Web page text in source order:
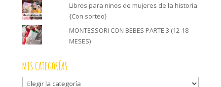
Libros para ninos de mujeres de la historia
{Con sorteo}
MONTESSORI CON BEBES PARTE 3 (12-18
MESES)
MIS CATEGORÍAS
Mis